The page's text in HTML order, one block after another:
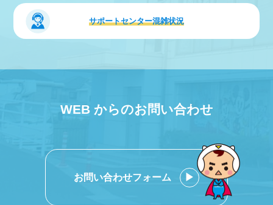
サポートセンター混雑状況
WEB からのお問い合わせ
お問い合わせフォーム